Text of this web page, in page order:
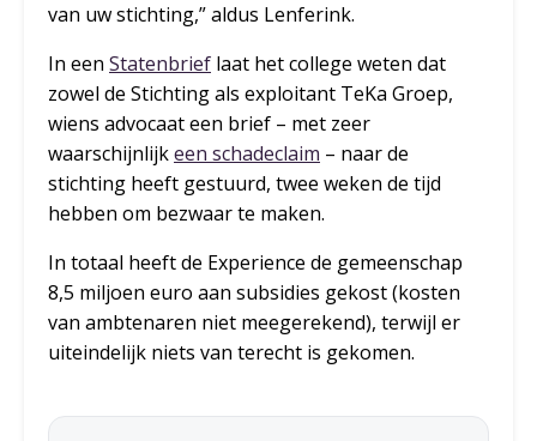
van uw stichting,” aldus Lenferink.
In een Statenbrief laat het college weten dat
zowel de Stichting als exploitant TeKa Groep,
wiens advocaat een brief – met zeer
waarschijnlijkeen schadeclaim – naar de
stichting heeft gestuurd, twee weken de tijd
hebben om bezwaar te maken.
In totaal heeft de Experience de gemeenschap
8,5 miljoen euro aan subsidies gekost (kosten
van ambtenaren niet meegerekend), terwijl er
uiteindelijk niets van terecht is gekomen.